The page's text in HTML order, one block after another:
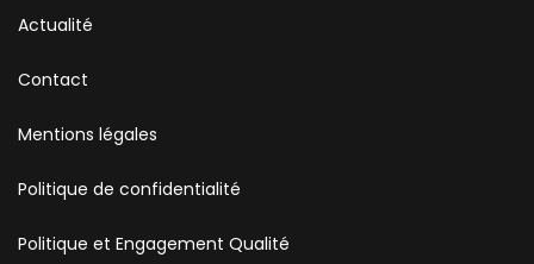
Actualité
Contact
Mentions légales
Politique de confidentialité
Politique et Engagement Qualité